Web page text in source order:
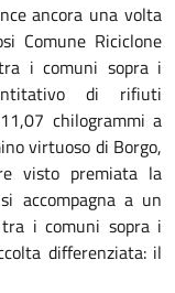
ancora una volta
Comune Riciclone
i comuni sopra i
di rifiuti
chilogrammi a
virtuoso di Borgo,
visto premiata la
accompagna a un
tra i comuni sopra i
differenziata: il